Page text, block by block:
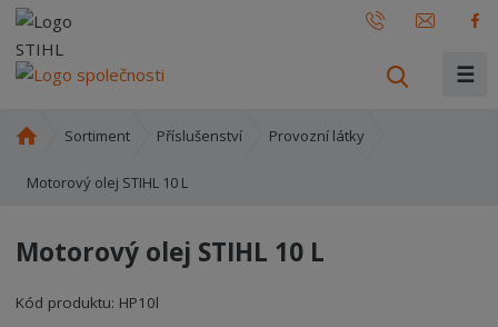
☰
o
í
t
Sortiment Příslušenství Provozní látky
Motorový olej STIHL 10 L
Motorový olej STIHL 10 L
Kód produktu: HP10l